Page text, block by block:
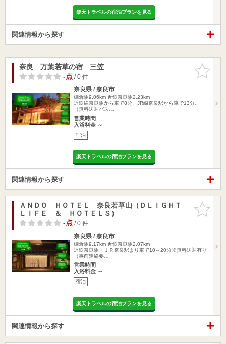
楽天トラベルの宿泊プランを見る
関連情報から探す
お気に入
りに追加
奈良 万葉若草の宿 三笠
-点/ 0 件
奈良県 / 奈良市
棚倉駅9.06km 近鉄奈良駅2.23km
近鉄線奈良駅から車で8分、JR線奈良駅から車で13分。
（無料送迎バス…
営業時間
入浴料金 ～
宿泊
楽天トラベルの宿泊プランを見る
関連情報から探す
お気に入
りに追加
ＡＮＤＯ ＨＯＴＥＬ 奈良若草山（ＤＬＩＧＨＴ
ＬＩＦＥ ＆ ＨＯＴＥＬＳ）
-点/ 0 件
奈良県 / 奈良市
棚倉駅9.17km 近鉄奈良駅2.07km
近鉄奈良駅・ＪＲ奈良駅より車で10～20分※無料送迎有り
（事前連絡要…
営業時間
入浴料金 ～
宿泊
楽天トラベルの宿泊プランを見る
関連情報から探す